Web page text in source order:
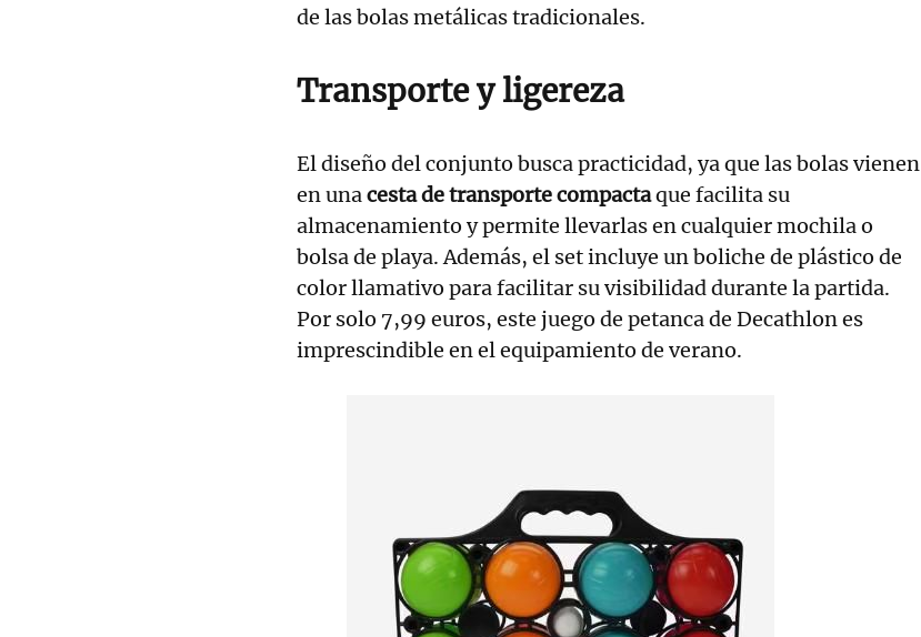
de las bolas metálicas tradicionales.
Transporte y ligereza
El diseño del conjunto busca practicidad, ya que las bolas vienen
en unacesta de transporte compactaque facilita su
almacenamiento y permite llevarlas en cualquier mochila o
bolsa de playa. Además, el set incluye un boliche de plástico de
color llamativo para facilitar su visibilidad durante la partida.
Por solo 7,99 euros, este juego de petanca de Decathlon es
imprescindible en el equipamiento de verano.